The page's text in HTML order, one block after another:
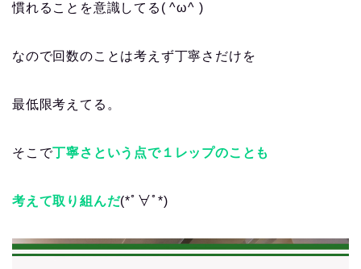
慣れることを意識してる( ^ω^ )
なので回数のことは考えず丁寧さだけを
最低限考えてる。
そこで丁寧さという点で１レップのことも
考えて取り組んだ(*ﾟ∀ﾟ*)